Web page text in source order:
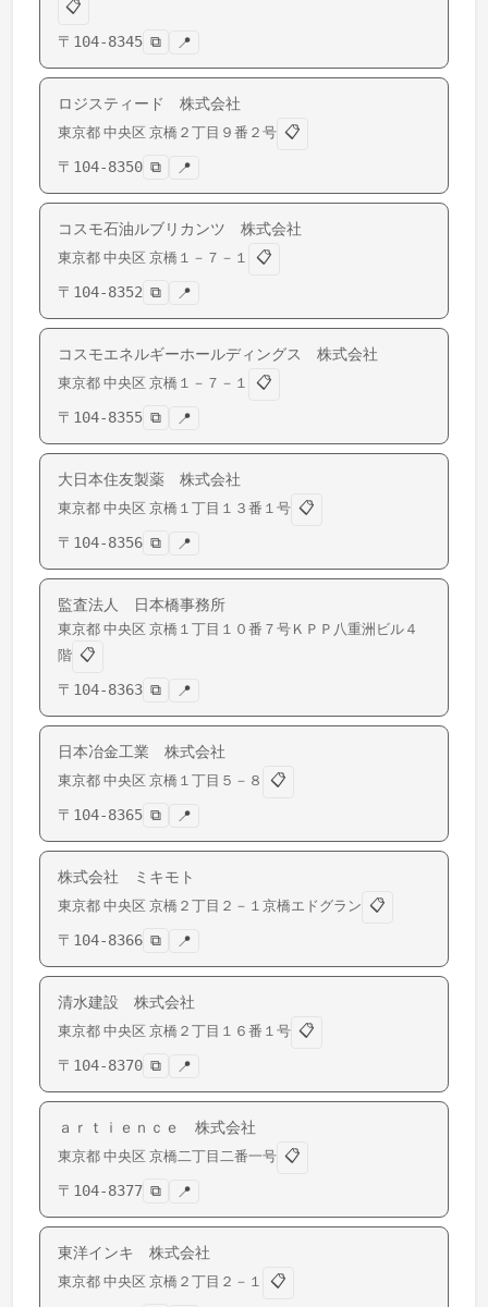
📋
〒 104-8345 ⧉ 📍
ロジスティード 株式会社
東京都 中央区 京橋 ２丁目９番２号 📋
〒 104-8350 ⧉ 📍
コスモ石油ルブリカンツ 株式会社
東京都 中央区 京橋 １－７－１
📋
〒 104-8352 ⧉ 📍
コスモエネルギーホールディングス 株式会社
東京都 中央区 京橋 １－７－１
📋
〒 104-8355 ⧉ 📍
大日本住友製薬 株式会社
東京都 中央区 京橋 １丁目１３番１号 📋
〒 104-8356 ⧉ 📍
監査法人 日本橋事務所
東京都 中央区 京橋 １丁目１０番７号ＫＰＰ八重洲ビル４
階 📋
〒 104-8363 ⧉ 📍
日本冶金工業 株式会社
東京都 中央区 京橋 １丁目５－８
📋
〒 104-8365 ⧉ 📍
株式会社 ミキモト
東京都 中央区 京橋 ２丁目２－１京橋エドグラン 📋
〒 104-8366 ⧉ 📍
清水建設 株式会社
東京都 中央区 京橋 ２丁目１６番１号 📋
〒 104-8370 ⧉ 📍
ａｒｔｉｅｎｃｅ 株式会社
東京都 中央区 京橋二丁目二番一号 📋
〒 104-8377 ⧉ 📍
東洋インキ 株式会社
東京都 中央区 京橋 ２丁目２－１ 📋